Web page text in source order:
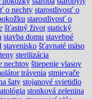
o nechty starostlivosť o
starostlivosť o
šťastný život statický
stavba domu stavebné
stavenisko šťavnaté mäso
sterilizácia
nechtov štiepenie vlasov
trávenia stmievače
šaty stojanové svietidlo
stonková zelenina